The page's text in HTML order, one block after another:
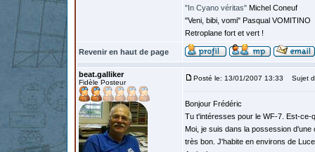
"In Cyano véritas" Michel Coneuf
"Veni, bibi, vomi" Pasqual VOMITINO
Retroplane fort et vert !
Revenir en haut de page
beat.galliker
Fidèle Posteur
Posté le: 13/01/2007 13:33 Sujet
Bonjour Frédéric
Tu t'intéresses pour le WF-7. Est-ce-
Moi, je suis dans la possession d'une
très bon. J'habite en environs de